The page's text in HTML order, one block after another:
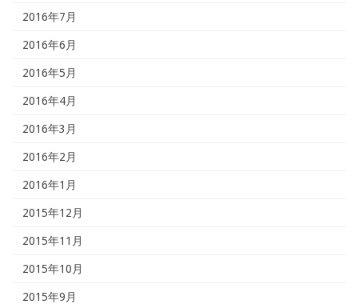
2016年7月
2016年6月
2016年5月
2016年4月
2016年3月
2016年2月
2016年1月
2015年12月
2015年11月
2015年10月
2015年9月